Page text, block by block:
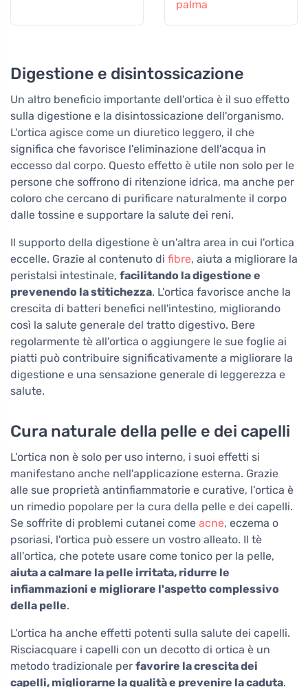
palma
Digestione e disintossicazione
Un altro beneficio importante dell'ortica è il suo effetto
sulla digestione e la disintossicazione dell'organismo.
L'ortica agisce come un diuretico leggero, il che
significa che favorisce l'eliminazione dell'acqua in
eccesso dal corpo. Questo effetto è utile non solo per le
persone che soffrono di ritenzione idrica, ma anche per
coloro che cercano di purificare naturalmente il corpo
dalle tossine e supportare la salute dei reni.
Il supporto della digestione è un'altra area in cui l'ortica
eccelle. Grazie al contenuto di fibre, aiuta a migliorare la
peristalsi intestinale, facilitando la digestione e
prevenendo la stitichezza. L'ortica favorisce anche la
crescita di batteri benefici nell'intestino, migliorando
così la salute generale del tratto digestivo. Bere
regolarmente tè all'ortica o aggiungere le sue foglie ai
piatti può contribuire significativamente a migliorare la
digestione e una sensazione generale di leggerezza e
salute.
Cura naturale della pelle e dei capelli
L'ortica non è solo per uso interno, i suoi effetti si
manifestano anche nell'applicazione esterna. Grazie
alle sue proprietà antinfiammatorie e curative, l'ortica è
un rimedio popolare per la cura della pelle e dei capelli.
Se soffrite di problemi cutanei come acne, eczema o
psoriasi, l'ortica può essere un vostro alleato. Il tè
all'ortica, che potete usare come tonico per la pelle,
aiuta a calmare la pelle irritata, ridurre le
infiammazioni e migliorare l'aspetto complessivo
della pelle.
L'ortica ha anche effetti potenti sulla salute dei capelli.
Risciacquare i capelli con un decotto di ortica è un
metodo tradizionale per favorire la crescita dei
capelli, migliorarne la qualità e prevenire la caduta.